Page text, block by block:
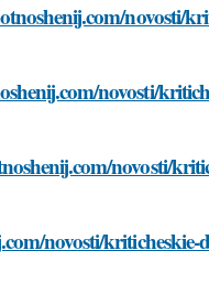
novosti/
novosti/
novosti/
novosti/